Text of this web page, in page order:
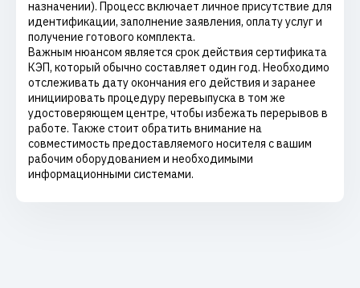
назначении). Процесс включает личное присутствие для
идентификации, заполнение заявления, оплату услуг и
получение готового комплекта.
Важным нюансом является срок действия сертификата
КЭП, который обычно составляет один год. Необходимо
отслеживать дату окончания его действия и заранее
инициировать процедуру перевыпуска в том же
удостоверяющем центре, чтобы избежать перерывов в
работе. Также стоит обратить внимание на
совместимость предоставляемого носителя с вашим
рабочим оборудованием и необходимыми
информационными системами.